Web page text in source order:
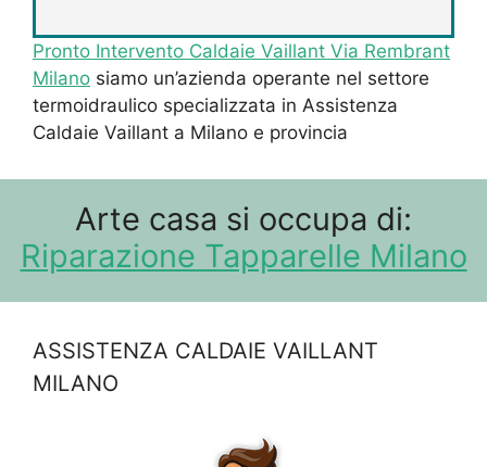
Pronto Intervento Caldaie Vaillant Via Rembrant
Milano siamo un’azienda operante nel settore
termoidraulico specializzata in Assistenza
Caldaie Vaillant a Milano e provincia
Arte casa si occupa di:
Riparazione Tapparelle Milano
ASSISTENZA CALDAIE VAILLANT
MILANO